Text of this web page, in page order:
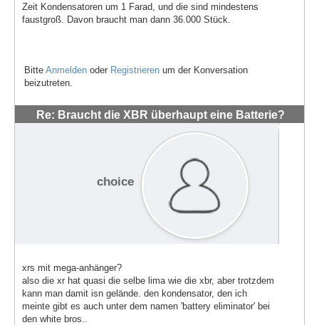
Zeit Kondensatoren um 1 Farad, und die sind mindestens
faustgroß. Davon braucht man dann 36.000 Stück.
Bitte Anmelden oder Registrieren um der Konversation
beizutreten.
Re: Braucht die XBR überhaupt eine Batterie?
#870
choice
xrs mit mega-anhänger?
also die xr hat quasi die selbe lima wie die xbr, aber trotzdem
kann man damit isn gelände. den kondensator, den ich
meinte gibt es auch unter dem namen 'battery eliminator' bei
den white bros..